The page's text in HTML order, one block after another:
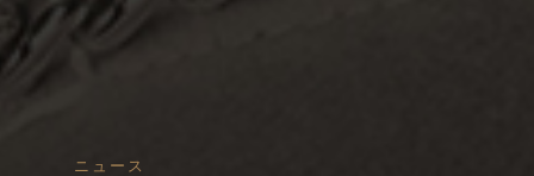
ニュース